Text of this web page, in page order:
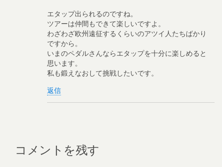
エタップ出られるのですね。
ツアーは仲間もできて楽しいですよ。
わざわざ欧州遠征するくらいのアツイ人たちばかり
ですから。
いまのペダルさんならエタップを十分に楽しめると
思います。
私も鍛えなおして挑戦したいです。
返信
コメントを残す